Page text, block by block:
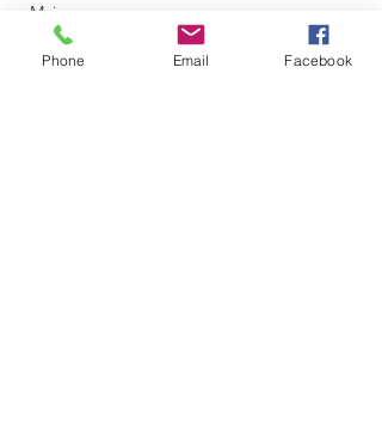
Maio
2023
Abril
Phone Email Facebook